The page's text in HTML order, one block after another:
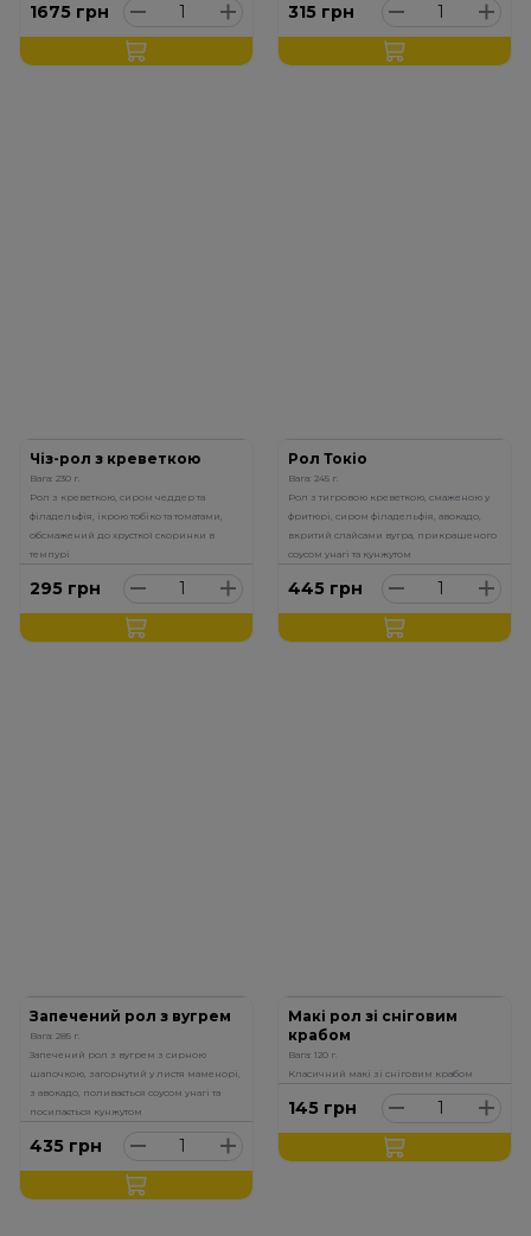
1675 грн 315 грн
Чіз-рол з креветкою
Вага: 230 г.
Рол з креветкою, сиром чеддер та
філадельфія, ікрою тобіко та томатами,
обсмажений до хрусткої скоринки в
темпурі
295 грн
Рол Токіо
Вага: 245 г.
Рол з тигровою креветкою, смаженою у
фритюрі, сиром філадельфія, авокадо,
вкритий слайсами вугра, прикрашеного
соусом унагі та кунжутом
445 грн
Запечений рол з вугрем
Вага: 285 г.
Запечений рол з вугрем з сирною
шапочкою, загорнутий у листя маменорі,
з авокадо, поливається соусом унагі та
посипається кунжутом
435 грн
Макі рол зі сніговим
крабом
Вага: 120 г.
Класичний макі зі сніговим крабом
145 грн